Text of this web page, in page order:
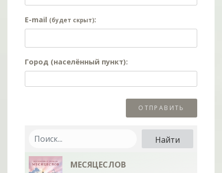
E-mail (будет скрыт):
Город (населённый пункт):
МЕСЯЦЕСЛОВ